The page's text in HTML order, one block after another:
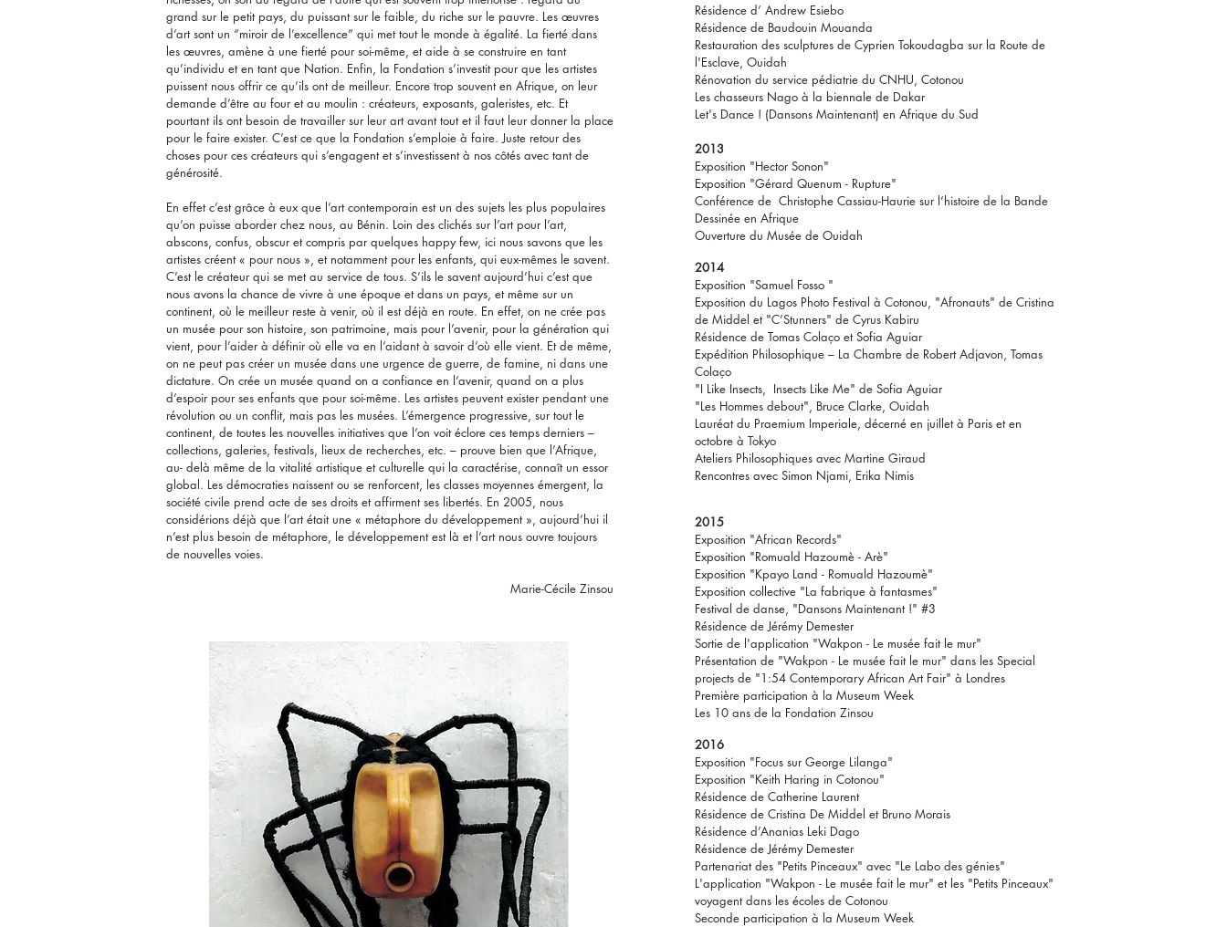
grand sur le petit pays, du puissant sur le faible, du riche sur le pauvre. Les œuvres
d’art sont un “miroir de l’excellence” qui met tout le monde à égalité. La fierté dans
les œuvres, amène à une fierté pour soi-même, et aide à se construire en tant
qu’individu et en tant que Nation. Enfin, la Fondation s’investit pour que les artistes
puissent nous offrir ce qu’ils ont de meilleur. Encore trop souvent en Afrique, on leur
demande d’être au four et au moulin : créateurs, exposants, galeristes, etc. Et
pourtant ils ont besoin de travailler sur leur art avant tout et il faut leur donner la place
pour le faire exister. C’est ce que la Fondation s’emploie à faire. Juste retour des
choses pour ces créateurs qui s’engagent et s’investissent à nos côtés avec tant de
générosité.
En effet c’est grâce à eux que l’art contemporain est un des sujets les plus populaires
qu’on puisse aborder chez nous, au Bénin. Loin des clichés sur l’art pour l’art,
abscons, confus, obscur et compris par quelques happy few, ici nous savons que les
artistes créent « pour nous », et notamment pour les enfants, qui eux-mêmes le savent.
C’est le créateur qui se met au service de tous. S’ils le savent aujourd’hui c’est que
nous avons la chance de vivre à une époque et dans un pays, et même sur un
continent, où le meilleur reste à venir, où il est déjà en route. En effet, on ne crée pas
un musée pour son histoire, son patrimoine, mais pour l’avenir, pour la génération qui
vient, pour l’aider à définir où elle va en l’aidant à savoir d’où elle vient. Et de même,
on ne peut pas créer un musée dans une urgence de guerre, de famine, ni dans une
dictature. On crée un musée quand on a confiance en l’avenir, quand on a plus
d’espoir pour ses enfants que pour soi-même. Les artistes peuvent exister pendant une
révolution ou un conflit, mais pas les musées. L’émergence progressive, sur tout le
continent, de toutes les nouvelles initiatives que l’on voit éclore ces temps derniers –
collections, galeries, festivals, lieux de recherches, etc. – prouve bien que l’Afrique,
au- delà même de la vitalité artistique et culturelle qui la caractérise, connaît un essor
global. Les démocraties naissent ou se renforcent, les classes moyennes émergent, la
société civile prend acte de ses droits et affirment ses libertés. En 2005, nous
considérions déjà que l’art était une « métaphore du développement », aujourd’hui il
n’est plus besoin de métaphore, le développement est là et l’art nous ouvre toujours
de nouvelles voies.
Marie-Cécile Zinsou
Résidence d’ Andrew Esiebo
Résidence de Baudouin Mouanda
Restauration des sculptures de Cyprien Tokoudagba sur la Route de
l'Esclave, Ouidah
Rénovation du service pédiatrie du CNHU, Cotonou
Les chasseurs Nago à la biennale de Dakar
Let's Dance ! (Dansons Maintenant) en Afrique du Sud
2013
Exposition "Hector Sonon"
Exposition "Gérard Quenum - Rupture"
Conférence de Christophe Cassiau-Haurie sur l’histoire de la Bande
Dessinée en Afrique
Ouverture du Musée de Ouidah
2014
Exposition "Samuel Fosso "
Exposition du Lagos Photo Festival à Cotonou, "Afronauts" de Cristina
de Middel et "C’Stunners" de Cyrus Kabiru
Résidence de Tomas Colaço et Sofia Aguiar
Expédition Philosophique – La Chambre de Robert Adjavon, Tomas
Colaço
"I Like Insects, Insects Like Me" de Sofia Aguiar
"Les Hommes debout", Bruce Clarke, Ouidah
Lauréat du Praemium Imperiale, décerné en juillet à Paris et en
octobre à Tokyo
Ateliers Philosophiques avec Martine Giraud
Rencontres avec Simon Njami, Erika Nimis
2015
Exposition "African Records"
Exposition "Romuald Hazoumè - Arè"
Exposition "Kpayo Land - Romuald Hazoumè"
Exposition collective "La fabrique à fantasmes"
Festival de danse, "Dansons Maintenant !" #3
Résidence de Jérémy Demester
Sortie de l'application "Wakpon - Le musée fait le mur"
Présentation de "Wakpon - Le musée fait le mur" dans les Special
projects de "1:54 Contemporary African Art Fair" à Londres
Première participation à la Museum Week
Les 10 ans de la Fondation Zinsou
2016
Exposition "Focus sur George Lilanga"
Exposition "Keith Haring in Cotonou"
Résidence de Catherine Laurent
Résidence de Cristina De Middel et Bruno Morais
Résidence d’Ananias Leki Dago
Résidence de Jérémy Demester
Partenariat des "Petits Pinceaux" avec "Le Labo des génies"
L'application "Wakpon - Le musée fait le mur" et les "Petits Pinceaux"
voyagent dans les écoles de Cotonou
Seconde participation à la Museum Week